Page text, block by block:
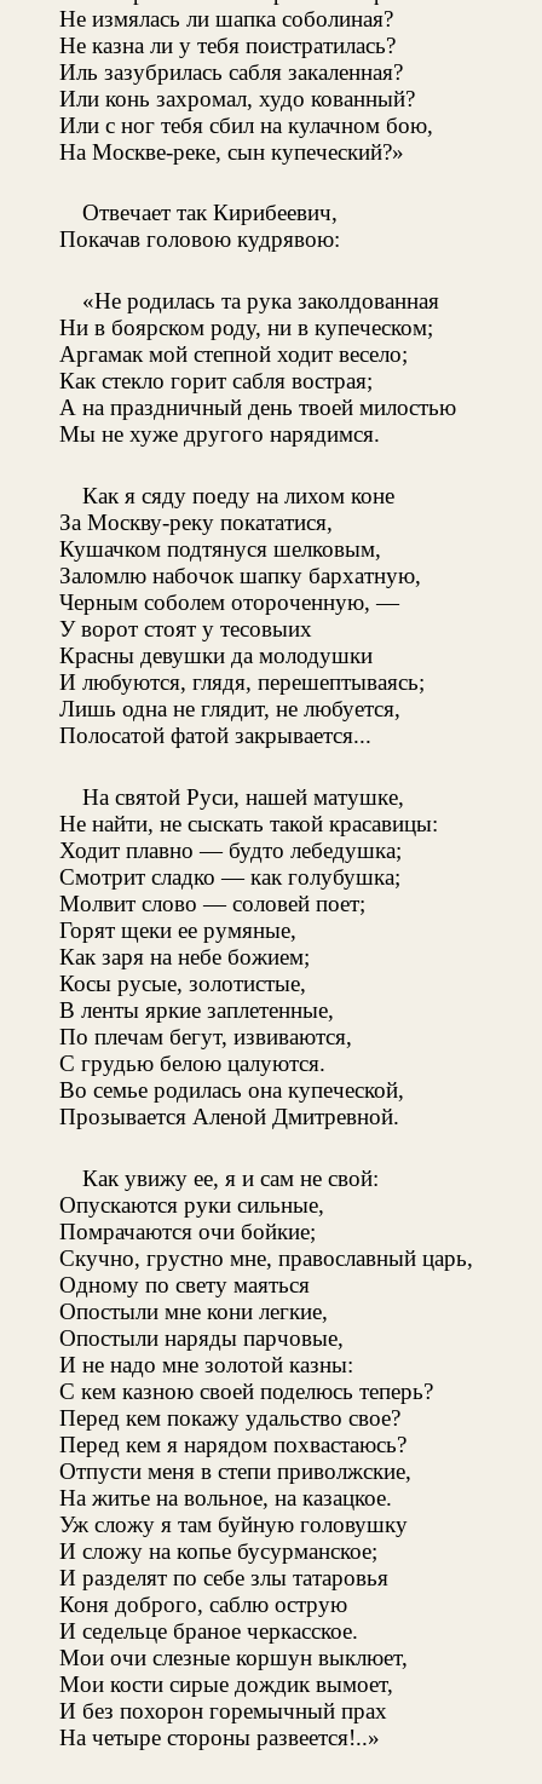
Не измялась ли шапка соболиная?
Не казна ли у тебя поистратилась?
Иль зазубрилась сабля закаленная?
Или конь захромал, худо кованный?
Или с ног тебя сбил на кулачном бою,
На Москве-реке, сын купеческий?»
Отвечает так Кирибеевич,
Покачав головою кудрявою:
«Не родилась та рука заколдованная
Ни в боярском роду, ни в купеческом;
Аргамак мой степной ходит весело;
Как стекло горит сабля вострая;
А на праздничный день твоей милостью
Мы не хуже другого нарядимся.
Как я сяду поеду на лихом коне
За Москву-реку покататися,
Кушачком подтянуся шелковым,
Заломлю набочок шапку бархатную,
Черным соболем отороченную, —
У ворот стоят у тесовыих
Красны девушки да молодушки
И любуются, глядя, перешептываясь;
Лишь одна не глядит, не любуется,
Полосатой фатой закрывается...
На святой Руси, нашей матушке,
Не найти, не сыскать такой красавицы:
Ходит плавно — будто лебедушка;
Смотрит сладко — как голубушка;
Молвит слово — соловей поет;
Горят щеки ее румяные,
Как заря на небе божием;
Косы русые, золотистые,
В ленты яркие заплетенные,
По плечам бегут, извиваются,
С грудью белою цалуются.
Во семье родилась она купеческой,
Прозывается Аленой Дмитревной.
Как увижу ее, я и сам не свой:
Опускаются руки сильные,
Помрачаются очи бойкие;
Скучно, грустно мне, православный царь,
Одному по свету маяться
Опостыли мне кони легкие,
Опостыли наряды парчовые,
И не надо мне золотой казны:
С кем казною своей поделюсь теперь?
Перед кем покажу удальство свое?
Перед кем я нарядом похвастаюсь?
Отпусти меня в степи приволжские,
На житье на вольное, на казацкое.
Уж сложу я там буйную головушку
И сложу на копье бусурманское;
И разделят по себе злы татаровья
Коня доброго, саблю острую
И седельце браное черкасское.
Мои очи слезные коршун выклюет,
Мои кости сирые дождик вымоет,
И без похорон горемычный прах
На четыре стороны развеется!..»